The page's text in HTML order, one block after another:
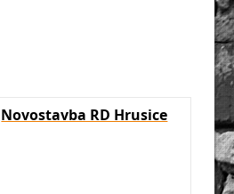
Novostavba RD Hrusice